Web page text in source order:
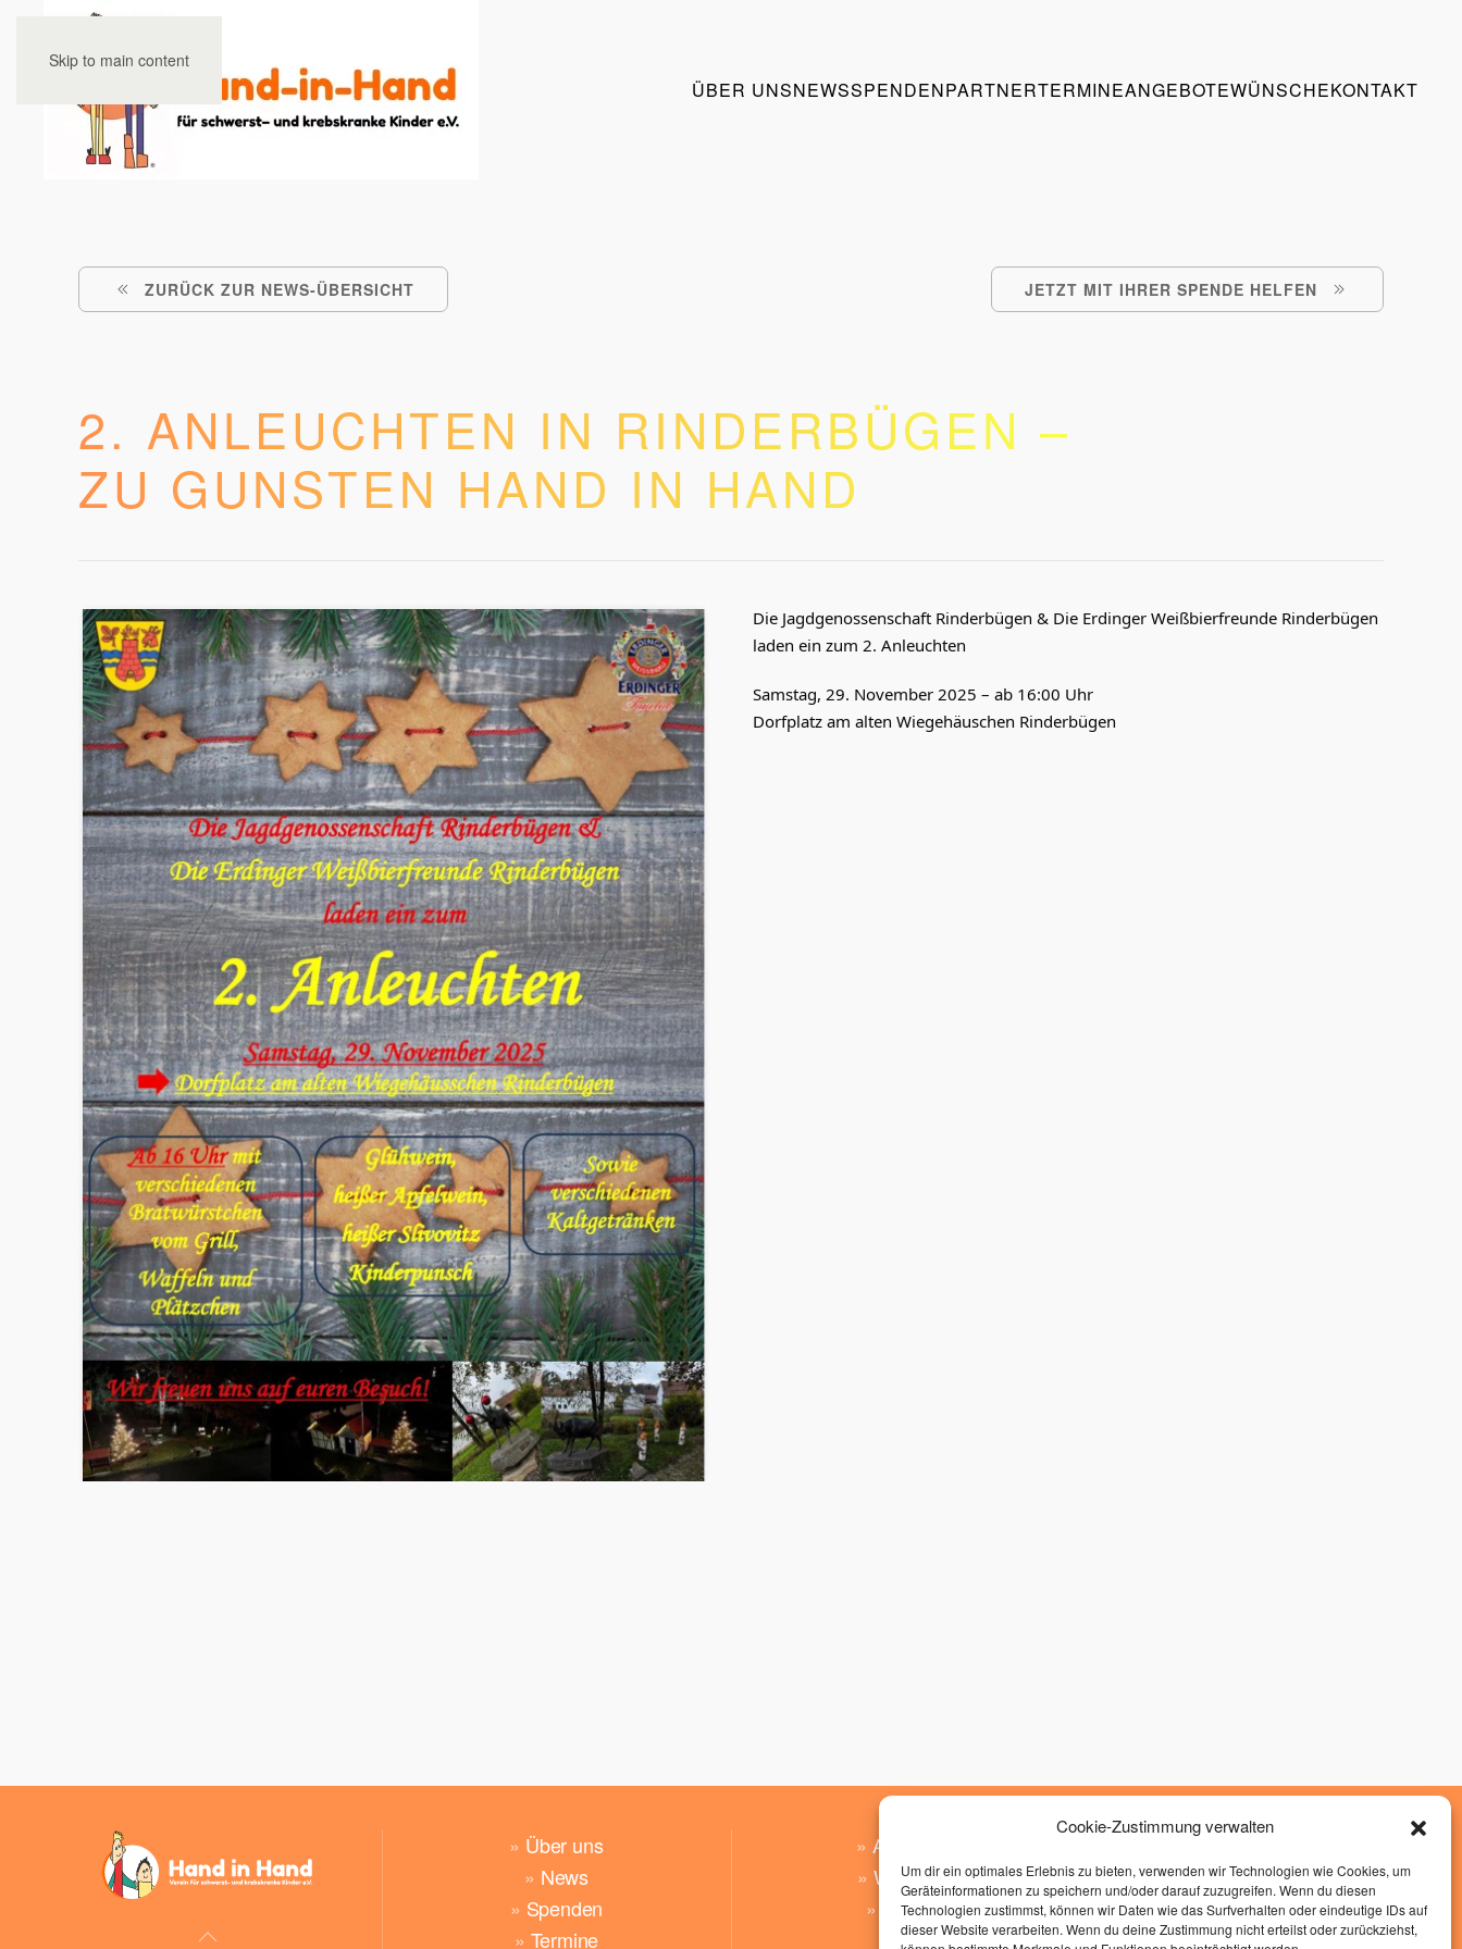
Cookie-Zustimmung verwalten
Um dir ein optimales Erlebnis zu bieten, verwenden wir Technologien wie Cookies, um
Geräteinformationen zu speichern und/oder darauf zuzugreifen. Wenn du diesen
Technologien zustimmst, können wir Daten wie das Surfverhalten oder eindeutige IDs auf
dieser Website verarbeiten. Wenn du deine Zustimmung nicht erteilst oder zurückziehst,
Skip to main content
ÜBER UNSNEWSSPENDENPARTNERTERMINEANGEBOTEWÜNSCHEKONTAKT
ZURÜCK ZUR NEWS-ÜBERSICHT JETZT MIT IHRER SPENDE HELFEN
2. ANLEUCHTEN IN RINDERBÜGEN –
ZU GUNSTEN HAND IN HAND
Die Jagdgenossenschaft Rinderbügen & Die Erdinger Weißbierfreunde Rinderbügen
laden ein zum 2. Anleuchten
Samstag, 29. November 2025 – ab 16:00 Uhr
Dorfplatz am alten Wiegehäuschen Rinderbügen
» Über uns
» News
» Spenden
» Termine
»Angebote
» Wünsche
»
Kontakt
»Datenschutz
»Cockie Richtlinen
Hand-in-Hand